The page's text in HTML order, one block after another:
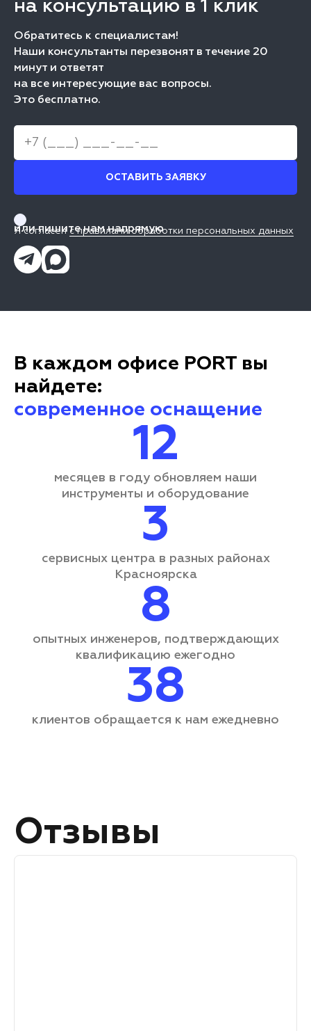
на консультацию в 1 клик
Обратитесь к специалистам!
Наши консультанты перезвонят в течение 20
минут и ответят
на все интересующие вас вопросы.
Это бесплатно.
ОСТАВИТЬ ЗАЯВКУ
Я согласен с правилами обработки персональных данных
или пишите нам напрямую
В каждом офисе PORT вы
найдете:
современное оснащение
12
месяцев в году обновляем наши
инструменты и оборудование
3
сервисных центра в разных районах
Красноярска
8
опытных инженеров, подтверждающих
квалификацию ежегодно
38
клиентов обращается к нам ежедневно
Отзывы